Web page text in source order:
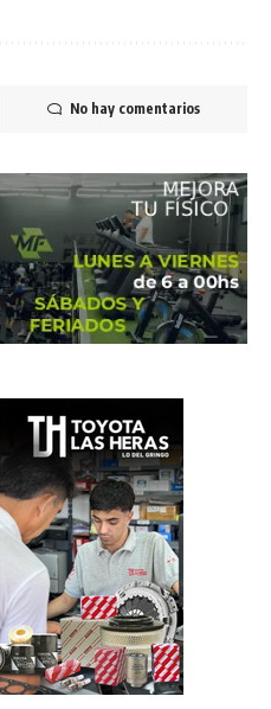
No hay comentarios